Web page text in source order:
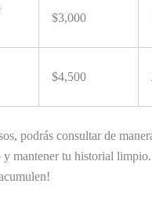
$3,000
$4,500
podrás consultar de
y mantener tu historial